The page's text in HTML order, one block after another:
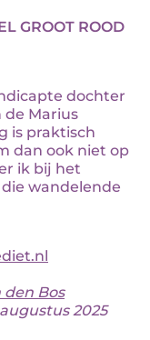
GROOT ROOD
dochter
de Marius
is praktisch
dan ook niet op
ik bij het
wandelende
den Bos
2025